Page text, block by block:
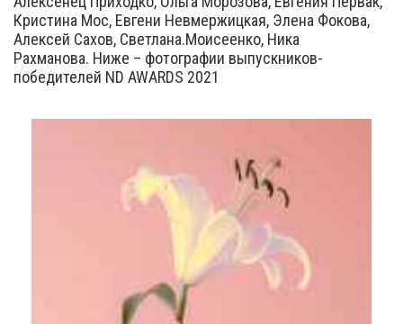
Кристина Мос, Евгени Невмержицкая, Элена Фокова,
Алексей Сахов, Светлана.Моисеенко, Ника
Рахманова. Ниже – фотографии выпускников-
победителей ND AWARDS 2021